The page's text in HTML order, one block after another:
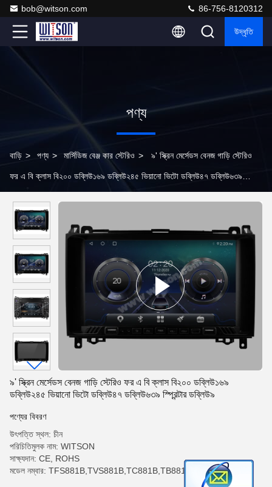
bob@witson.com 86-756-8120312
উদ্ধৃতি
পণ্য
বাড়ি > পণ্য > মার্সিডিজ বেঞ্জ কার স্টেরিও > ৯' স্ক্রিন মের্সেডস বেনজ গাড়ি স্টেরিও
ফর এ বি ক্লাস বি২০০ ডব্লিউ১৬৯ ডব্লিউ২৪৫ ভিয়ানো ভিটো ডব্লিউ৪৭ ডব্লিউ৬৩৯
৯' স্ক্রিন মের্সেডস বেনজ গাড়ি স্টেরিও ফর এ বি ক্লাস বি২০০ ডব্লিউ১৬৯
ডব্লিউ২৪৫ ভিয়ানো ভিটো ডব্লিউ৪৭ ডব্লিউ৬৩৯ স্প্রিন্টার ডব্লিউ৯
পণ্যের বিবরণ
উৎপত্তি স্থল: চীন
পরিচিতিমুলক নাম: WITSON
সাক্ষ্যদান: CE, ROHS
মডেল নম্বার: TFS881B,TVS881B,TC881B,TB881B,TAS881B